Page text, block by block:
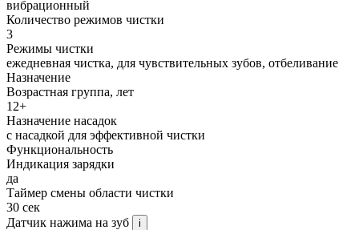
вибрационный
Количество режимов чистки
3
Режимы чистки
ежедневная чистка, для чувствительных зубов, отбеливание
Назначение
Возрастная группа, лет
12+
Назначение насадок
с насадкой для эффективной чистки
Функциональность
Индикация зарядки
да
Таймер смены области чистки
30 сек
Датчик нажима на зуб
i